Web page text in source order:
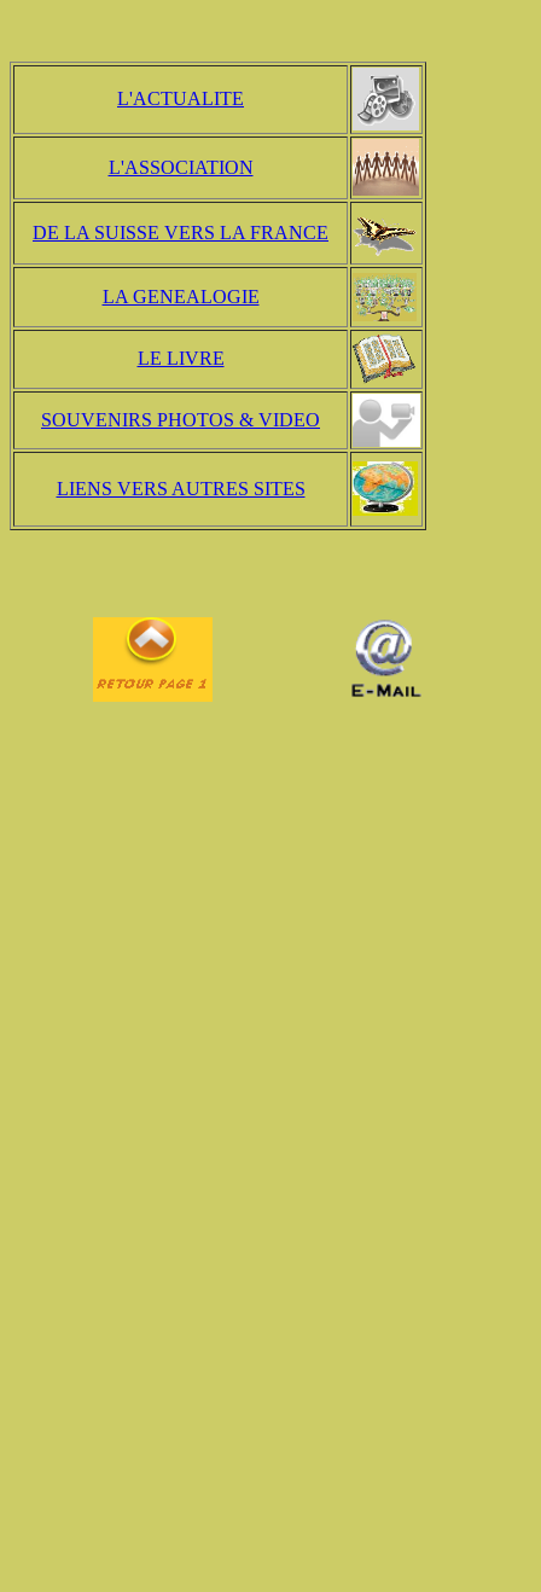
L'ACTUALITE
L'ASSOCIATION
DE LA SUISSE VERS LA FRANCE
LA GENEALOGIE
LE LIVRE
SOUVENIRS PHOTOS & VIDEO
LIENS VERS AUTRES SITES